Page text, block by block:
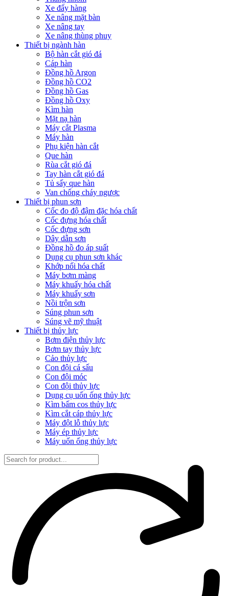
Xe đẩy hàng
Xe nâng mặt bàn
Xe nâng tay
Xe nâng thùng phuy
Thiết bị ngành hàn
Bộ hàn cắt gió đá
Cáp hàn
Đồng hồ Argon
Đồng hồ CO2
Đồng hồ Gas
Đồng hồ Oxy
Kìm hàn
Mặt nạ hàn
Máy cắt Plasma
Máy hàn
Phụ kiện hàn cắt
Que hàn
Rùa cắt gió đá
Tay hàn cắt gió đá
Tủ sấy que hàn
Van chống cháy ngược
Thiết bị phun sơn
Cốc đo độ đậm đặc hóa chất
Cốc đựng hóa chất
Cốc đựng sơn
Dây dẫn sơn
Đồng hồ đo áp suất
Dụng cụ phun sơn khác
Khớp nối hóa chất
Máy bơm màng
Máy khuấy hóa chất
Máy khuấy sơn
Nồi trộn sơn
Súng phun sơn
Súng vẽ mỹ thuật
Thiết bị thủy lực
Bơm điện thủy lực
Bơm tay thủy lực
Cảo thủy lực
Con đội cá sấu
Con đội móc
Con đội thủy lực
Dụng cụ uốn ống thủy lực
Kìm bấm cos thủy lực
Kìm cắt cáp thủy lực
Máy đột lỗ thủy lực
Máy ép thủy lực
Máy uốn ống thủy lực